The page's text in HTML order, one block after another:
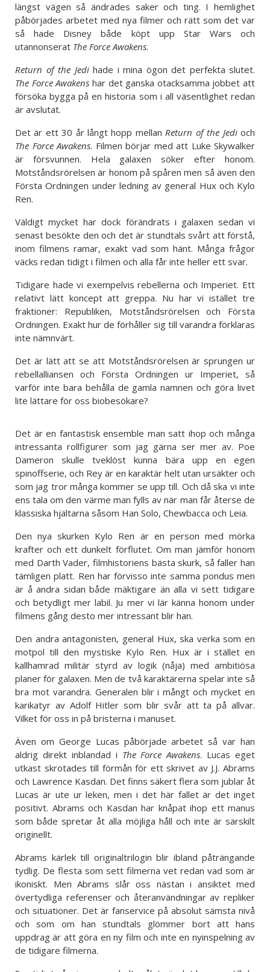
längst vägen så ändrades saker och ting. I hemlighet
påbörjades arbetet med nya filmer och rätt som det var
så hade Disney både köpt upp Star Wars och
utannonserat The Force Awakens.
Return of the Jedihade i mina ögon det perfekta slutet.
The Force Awakens har det ganska otacksamma jobbet att
försöka bygga på en historia som i all väsentlighet redan
är avslutat.
Det är ett 30 år långt hopp mellanReturn of the Jedioch
The Force Awakens. Filmen börjar med att Luke Skywalker
är försvunnen. Hela galaxen söker efter honom.
Motståndsrörelsen är honom på spåren men så även den
Första Ordningen under ledning av general Hux och Kylo
Ren.
Väldigt mycket har dock förändrats i galaxen sedan vi
senast besökte den och det är stundtals svårt att förstå,
inom filmens ramar, exakt vad som hänt. Många frågor
väcks redan tidigt i filmen och alla får inte heller ett svar.
Tidigare hade vi exempelvis rebellerna och Imperiet. Ett
relativt lätt koncept att greppa. Nu har vi istället tre
fraktioner: Republiken, Motståndsrörelsen och Första
Ordningen. Exakt hur de förhåller sig till varandra förklaras
inte nämnvärt.
Det är lätt att se att Motståndsrörelsen är sprungen ur
rebellalliansen och Första Ordningen ur Imperiet, så
varför inte bara behålla de gamla namnen och göra livet
lite lättare för oss biobesökare?
Det är en fantastisk ensemble man satt ihop och många
intressanta rollfigurer som jag gärna ser mer av. Poe
Dameron skulle tveklöst kunna bära upp en egen
spinoffserie, och Rey är en karaktär helt utan ursäkter och
som jag tror många kommer se upp till. Och då ska vi inte
ens tala om den värme man fylls av när man får återse de
klassiska hjältarna såsom Han Solo, Chewbacca och Leia.
Den nya skurken Kylo Ren är en person med mörka
krafter och ett dunkelt förflutet. Om man jämför honom
med Darth Vader, filmhistoriens bästa skurk, så faller han
tämligen platt. Ren har förvisso inte samma pondus men
är å andra sidan både mäktigare än alla vi sett tidigare
och betydligt mer labil. Ju mer vi lär känna honom under
filmens gång desto mer intressant blir han.
Den andra antagonisten, general Hux, ska verka som en
motpol till den mystiske Kylo Ren. Hux är i stället en
kallhamrad militär styrd av logik (nåja) med ambitiösa
planer för galaxen. Men de två karaktärerna spelar inte så
bra mot varandra. Generalen blir i mångt och mycket en
karikatyr av Adolf Hitler som blir svår att ta på allvar.
Vilket för oss in på bristerna i manuset.
Även om George Lucas påbörjade arbetet så var han
aldrig direkt inblandad i The Force Awakens. Lucas eget
utkast skrotades till förmån för ett skrivet av J.J. Abrams
och Lawrence Kasdan. Det finns säkert flera som jublar åt
Lucas är ute ur leken, men i det här fallet är det inget
positivt. Abrams och Kasdan har knåpat ihop ett manus
som både spretar åt alla möjliga håll och inte är särskilt
originellt.
Abrams kärlek till originaltrilogin blir ibland påträngande
tydlig. De flesta som sett filmerna vet redan vad som är
ikoniskt. Men Abrams slår oss nästan i ansiktet med
övertydliga referenser och återanvändningar av repliker
och situationer. Det är fanservice på absolut sämsta nivå
och som om han stundtals glömmer bort att hans
uppdrag är att göra en ny film och inte en nyinspelning av
de tidigare filmerna.